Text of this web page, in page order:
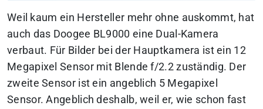
Weil kaum ein Hersteller mehr ohne auskommt, hat
auch das Doogee BL9000 eine Dual-Kamera
verbaut. Für Bilder bei der Hauptkamera ist ein 12
Megapixel Sensor mit Blende f/2.2 zuständig. Der
zweite Sensor ist ein angeblich 5 Megapixel
Sensor. Angeblich deshalb, weil er, wie schon fast